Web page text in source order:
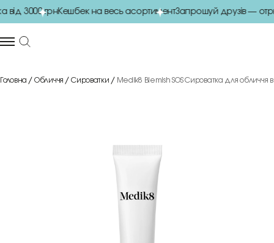
3000 грнКешбек на весь асортиментЗапрошуй друзів —
Головна Обличчя Сироватки Medik8 Blemish SOS Сироватка для обличчя